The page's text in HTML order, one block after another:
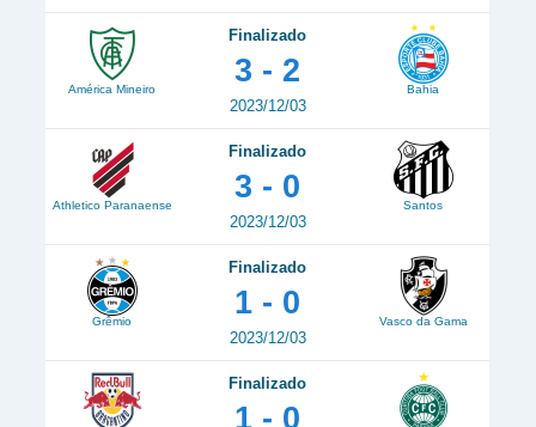
América Mineiro
Finalizado
3 - 2
2023/12/03
Bahia
Athletico Paranaense
Finalizado
3 - 0
2023/12/03
Santos
Grêmio
Finalizado
1 - 0
2023/12/03
Vasco da Gama
Finalizado
1 - 0